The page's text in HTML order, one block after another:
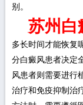
别。
苏州白
多长时间才能恢复
分白癜风患者决定
风患者则需要进行
治疗和免疫抑制治